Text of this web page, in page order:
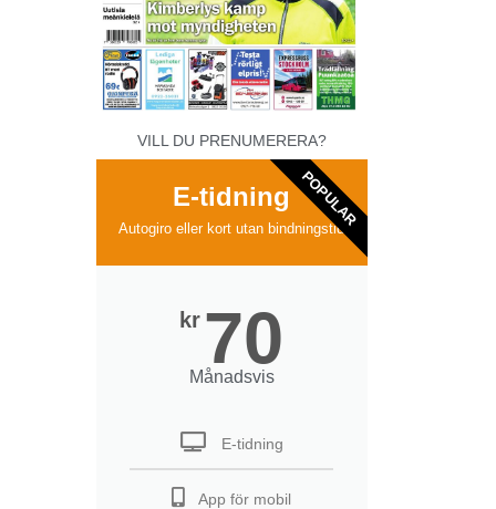
VILL DU PRENUMERERA?
E-tidning
Autogiro eller kort utan bindningstid
kr 70
Månadsvis
E-tidning
App för mobil
POPULAR